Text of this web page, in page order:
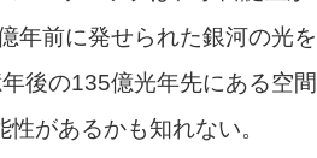
年前に発せられた銀河の光を
後の135億光年先にある空間
があるかも知れない。